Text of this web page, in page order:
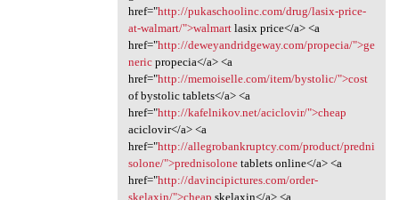
href="http://pukaschoolinc.com/drug/lasix-price-
at-walmart/">walmartlasix price</a> <a
href="http://deweyandridgeway.com/propecia/">ge
nericpropecia</a> <a
href="http://memoiselle.com/item/bystolic/">cost
of bystolic tablets</a> <a
href="http://kafelnikov.net/aciclovir/">cheap
aciclovir</a> <a
href="http://allegrobankruptcy.com/product/predni
solone/">prednisolonetablets online</a> <a
href="http://davincipictures.com/order-
skelaxin/">cheap skelaxin</a> <a